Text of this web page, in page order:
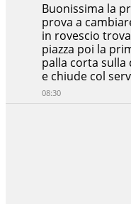
Buonissima la
prova a
in rovescio
piazza poi la
palla corta sulla
e chiude col
08:30